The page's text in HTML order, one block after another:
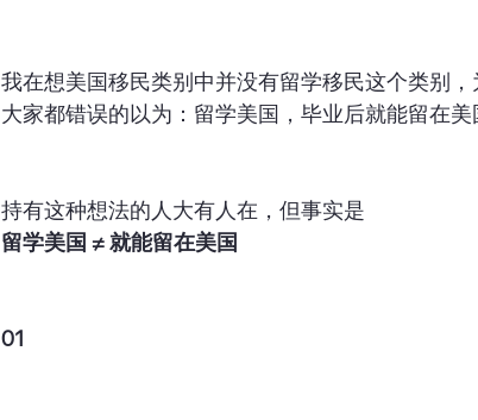
我在想美国移民类别中并没有留学移民这个类别
大家都错误的以为：留学美国，毕业后就能留在美
持有这种想法的人大有人在，但事实是
留学美国 ≠ 就能留在美国
01